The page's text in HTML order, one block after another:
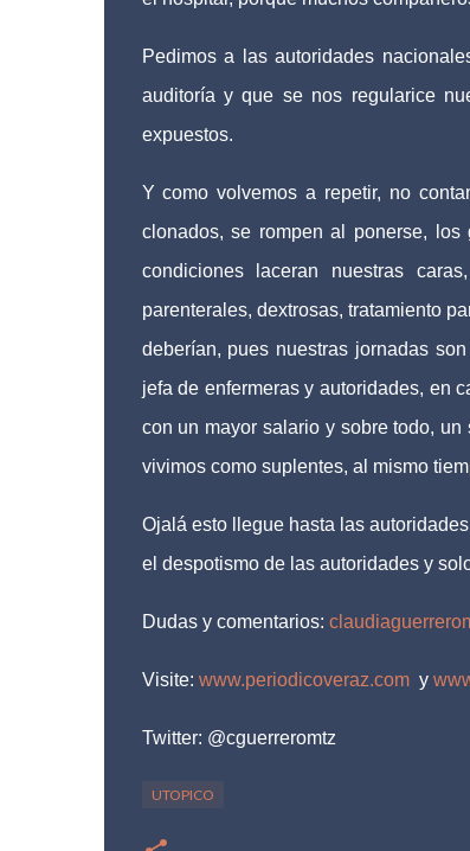
Pedimos a las autoridades
auditoría y que se nos regularice
expuestos.
Y como volvemos a repetir, no
clonados, se rompen al ponerse,
condiciones laceran nuestras
parenterales, dextrosas, tratamiento
deberían, pues nuestras jornadas
jefa de enfermeras y autoridades, en
con un mayor salario y sobre todo,
vivimos como suplentes, al mismo
Ojalá esto llegue hasta las
el despotismo de las autoridades y
Dudas y comentarios:
Visite: www.periodicoveraz.com y
Twitter: @cguerreromtz
UTOPICO